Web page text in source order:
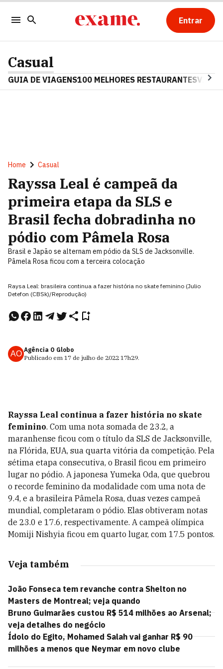
Entrar
Casual
GUIA DE VIAGENS100 MELHORES RESTAURANTES
Home Casual
Rayssa Leal é campeã da
primeira etapa da SLS e
Brasil fecha dobradinha no
pódio com Pâmela Rosa
Brasil e Japão se alternam em pódio da SLS de Jacksonville.
Pâmela Rosa ficou com a terceira colocação
Raysa Leal: brasileira continua a fazer história no skate feminino (Julio
Detefon (CBSk)/Reprodução)
AO Agência O Globo
Publicado em 17 de julho de 2022 17h29.
Rayssa Leal continua a fazer história no skate
feminino. Com uma nota somada de 23.2, a
maranhense ficou com o título da SLS de Jacksonville,
na Flórida, EUA, sua quarta vitória da competição. Pela
sétima etapa consecutiva, o Brasil ficou em primeiro
lugar no pódio. A japonesa Yumeka Oda, que quebrou
o recorde feminino da modalidade com uma nota de
9.4, e a brasileira Pâmela Rosa, duas vezes campeã
mundial, completaram o pódio. Elas obtiveram notas
de 23.0 e 17.6, respectivamente. A campeã olímpica
Momiji Nishyia ficou em quarto lugar, com 17.5 pontos.
Veja também
João Fonseca tem revanche contra Shelton no
Masters de Montreal; veja quando
Bruno Guimarães custou R$ 514 milhões ao Arsenal;
veja detalhes do negócio
Ídolo do Egito, Mohamed Salah vai ganhar R$ 90
milhões a menos que Neymar em novo clube